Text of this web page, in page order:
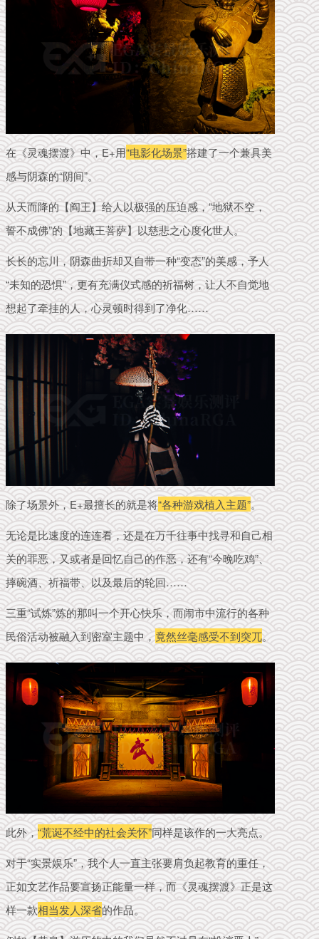
在《灵魂摆渡》中，E+用“电影化场景”搭建了一个兼具美
感与阴森的“阴间”。
从天而降的【阎王】给人以极强的压迫感，“地狱不空，
誓不成佛”的【地藏王菩萨】以慈悲之心度化世人。
长长的忘川，阴森曲折却又自带一种“变态”的美感，予人
“未知的恐惧”，更有充满仪式感的祈福树，让人不自觉地
想起了牵挂的人，心灵顿时得到了净化……
除了场景外，E+最擅长的就是将“各种游戏植入主题”。
无论是比速度的连连看，还是在万千往事中找寻和自己相
关的罪恶，又或者是回忆自己的作恶，还有“今晚吃鸡”、
摔碗酒、祈福带、以及最后的轮回……
三重“试炼”炼的那叫一个开心快乐，而闹市中流行的各种
民俗活动被融入到密室主题中，竟然丝毫感受不到突兀。
此外，“荒诞不经中的社会关怀”同样是该作的一大亮点。
对于“实景娱乐”，我个人一直主张要肩负起教育的重任，
正如文艺作品要宣扬正能量一样，而《灵魂摆渡》正是这
样一款相当发人深省的作品。